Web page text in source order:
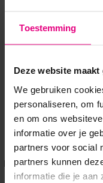
Toestemming
Deze website
We gebruiken
personaliseren, om
en om ons
informatie over je
partners voor social
partners kunnen
informatie die je aan
Application error: a
loading